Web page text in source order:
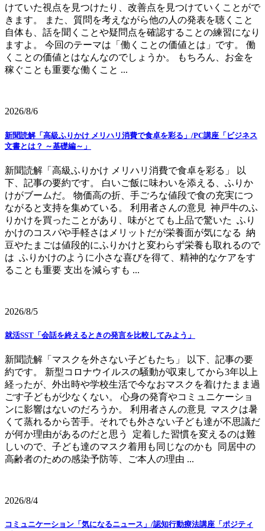
けていた視点を見つけたり、改善点を見つけていくことがで
きます。 また、質問を考えながら他の人の発表を聴くこと
自体も、話を聞くことや疑問点を確認することの練習になり
ますよ。 今回のテーマは「働くことの価値とは」です。 働
くことの価値とはなんなのでしょうか。 もちろん、お金を
稼ぐことも重要な働くこと ...
2026/8/6
新聞読解「高級ふりかけ メリハリ消費で食卓を彩る」/PC講座「ビジネス
文書とは？ ～基礎編～」
新聞読解「高級ふりかけ メリハリ消費で食卓を彩る」 以
下、記事の要約です。 白いご飯に味わいを添える、ふりか
けがブームだ。 物価高の折、手ごろな値段で食の充実につ
ながると支持を集めている。 利用者さんの意見 神戸牛のふ
りかけを買ったことがあり、味がとても上品で驚いた ふり
かけのコスパや手軽さはメリットだが栄養面が気になる 納
豆やたまごは値段的にふりかけと変わらず栄養も取れるので
は ふりかけのように小さな喜びを得て、精神的なケアをす
ることも重要 支出を減らすも ...
2026/8/5
就活SST「会話を終えるときの発言を比較してみよう」
新聞読解「マスクを外さない子どもたち」 以下、記事の要
約です。 新型コロナウイルスの騒動が収束してから3年以上
経ったが、外出時や学校生活で今なおマスクを着けたまま過
ごす子どもが少なくない。 心身の発育やコミュニケーショ
ンに影響はないのだろうか。 利用者さんの意見 マスクは暑
くて蒸れるから苦手。それでも外さない子ども達が不思議だ
が何か理由があるのだと思う 定着した習慣を変えるのは難
しいので、子ども達のマスク着用も同じなのかも 同居中の
高齢者のための感染予防等、ご本人の理由 ...
2026/8/4
コミュニケーション「気になるニュース」/認知行動療法講座「ポジティ